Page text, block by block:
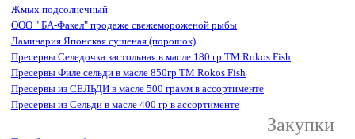
Жмых подсолнечный
ООО " БА-Факел" продаже свежемороженой рыбы
Ламинария Японская сушеная (порошок)
Пресервы Селедочка застольная в масле 180 гр ТМ Rokos Fish
Пресервы Филе сельди в масле 850гр ТМ Rokos Fish
Пресервы из СЕЛЬДИ в масле 500 грамм в ассортименте
Пресервы из Сельди в масле 400 гр в ассортименте
Закупки